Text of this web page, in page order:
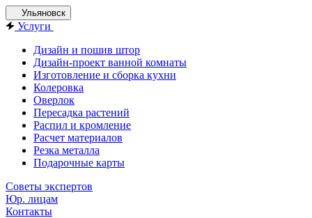
Ульяновск
Услуги
Дизайн и пошив штор
Дизайн-проект ванной комнаты
Изготовление и сборка кухни
Колеровка
Оверлок
Пересадка растений
Распил и кромление
Расчет материалов
Резка металла
Подарочные карты
Советы экспертов
Юр. лицам
Контакты